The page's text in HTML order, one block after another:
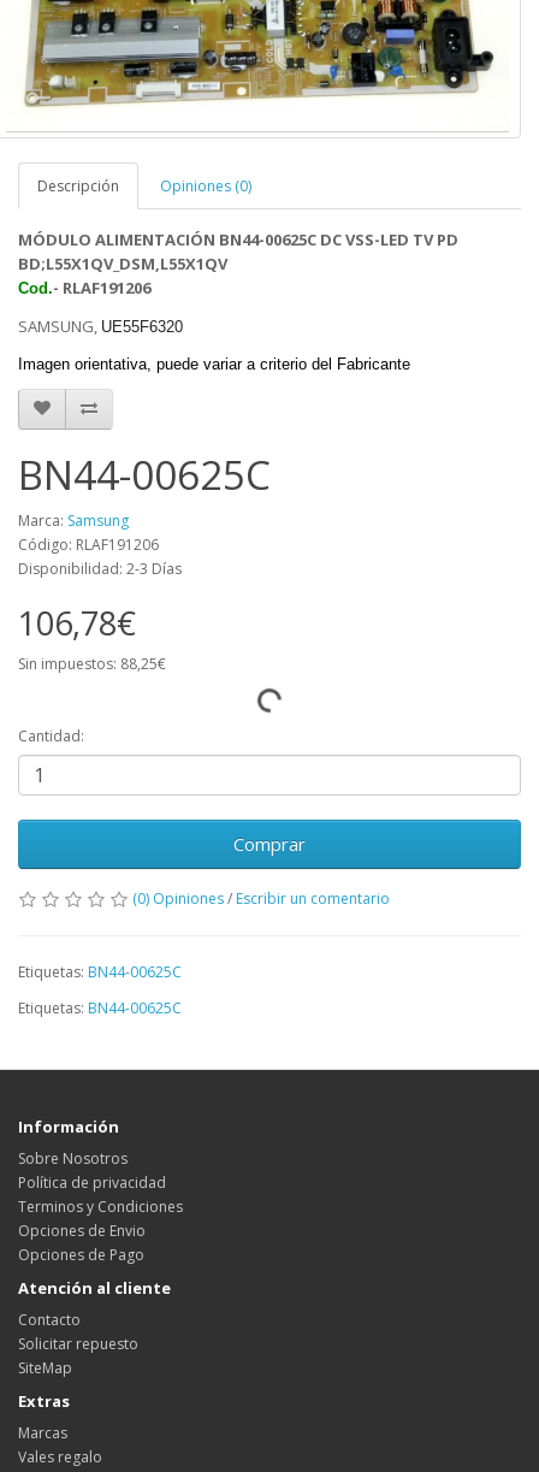
Descripción Opiniones (0)
MÓDULO ALIMENTACIÓN BN44-00625C DC VSS-LED TV PD
BD;L55X1QV_DSM,L55X1QV
Cod.- RLAF191206
SAMSUNG, UE55F6320
Imagen orientativa, puede variar a criterio del Fabricante
BN44-00625C
Marca: Samsung
Código: RLAF191206
Disponibilidad: 2-3 Días
106,78€
Sin impuestos: 88,25€
Cantidad:
Comprar
(0) Opiniones/ Escribir un comentario
Etiquetas: BN44-00625C
Etiquetas: BN44-00625C
Información
Sobre Nosotros
Política de privacidad
Terminos y Condiciones
Opciones de Envio
Opciones de Pago
Atención al cliente
Contacto
Solicitar repuesto
SiteMap
Extras
Marcas
Vales regalo